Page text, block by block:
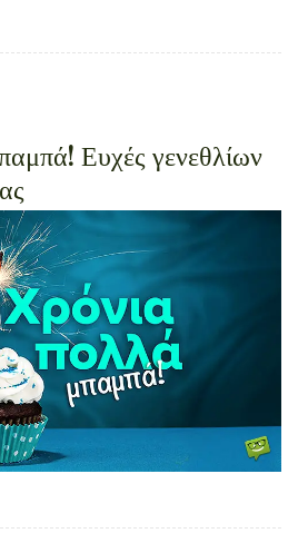
Ευχές γενεθλίων